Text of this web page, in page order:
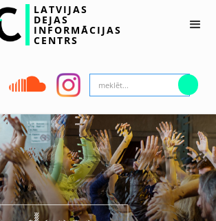
LATVIJAS
DEJAS
INFORMĀCIJAS
CENTRS